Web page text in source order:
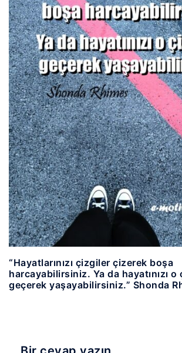
“Hayatlarınızı çizgiler çizerek boşa
harcayabilirsiniz. Ya da hayatınızı
geçerek yaşayabilirsiniz.” Shonda